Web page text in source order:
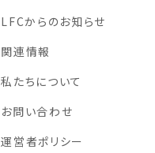
LFCからのお知らせ
関連情報
私たちについて
お問い合わせ
運営者ポリシー